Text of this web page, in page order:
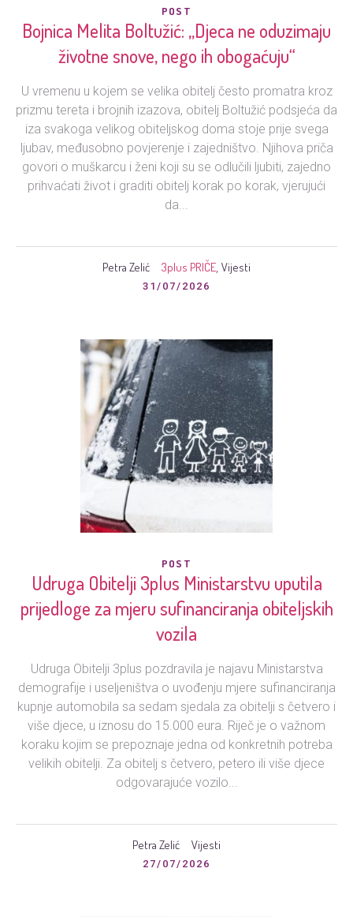
POST
Bojnica Melita Boltužić: „Djeca ne oduzimaju
životne snove, nego ih obogaćuju“
U vremenu u kojem se velika obitelj često promatra kroz
prizmu tereta i brojnih izazova, obitelj Boltužić podsjeća da
iza svakoga velikog obiteljskog doma stoje prije svega
ljubav, međusobno povjerenje i zajedništvo. Njihova priča
govori o muškarcu i ženi koji su se odlučili ljubiti, zajedno
prihvaćati život i graditi obitelj korak po korak, vjerujući
da...
Petra Zelić 3plus PRIČE, Vijesti
31/07/2026
POST
Udruga Obitelji 3plus Ministarstvu uputila
prijedloge za mjeru sufinanciranja obiteljskih
vozila
Udruga Obitelji 3plus pozdravila je najavu Ministarstva
demografije i useljeništva o uvođenju mjere sufinanciranja
kupnje automobila sa sedam sjedala za obitelji s četvero i
više djece, u iznosu do 15.000 eura. Riječ je o važnom
koraku kojim se prepoznaje jedna od konkretnih potreba
velikih obitelji. Za obitelj s četvero, petero ili više djece
odgovarajuće vozilo...
Petra Zelić Vijesti
27/07/2026